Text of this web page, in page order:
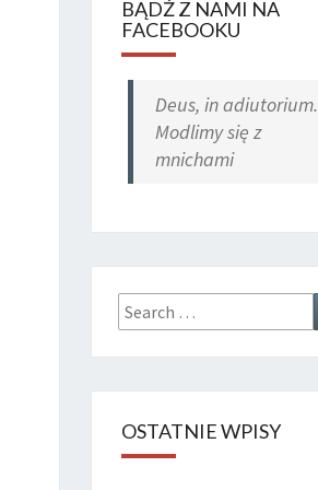
BĄDŹ Z NAMI NA
FACEBOOKU
Deus, in adiutorium.
Modlimy się z
mnichami
Search
for:
OSTATNIE WPISY